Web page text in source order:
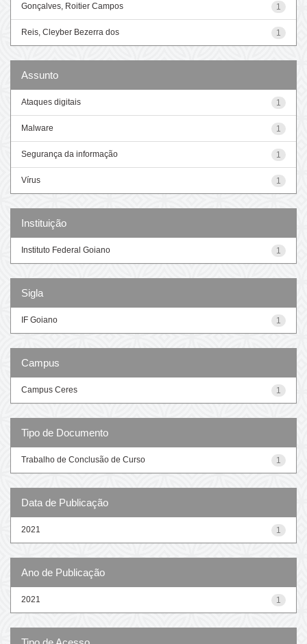
1
Gonçalves, Roitier Campos
1
Reis, Cleyber Bezerra dos
Assunto
1
Ataques digitais
1
Malware
1
Segurança da informação
1
Vírus
Instituição
1
Instituto Federal Goiano
Sigla
1
IF Goiano
Campus
1
Campus Ceres
Tipo de Documento
1
Trabalho de Conclusão de Curso
Data de Publicação
1
2021
Ano de Publicação
1
2021